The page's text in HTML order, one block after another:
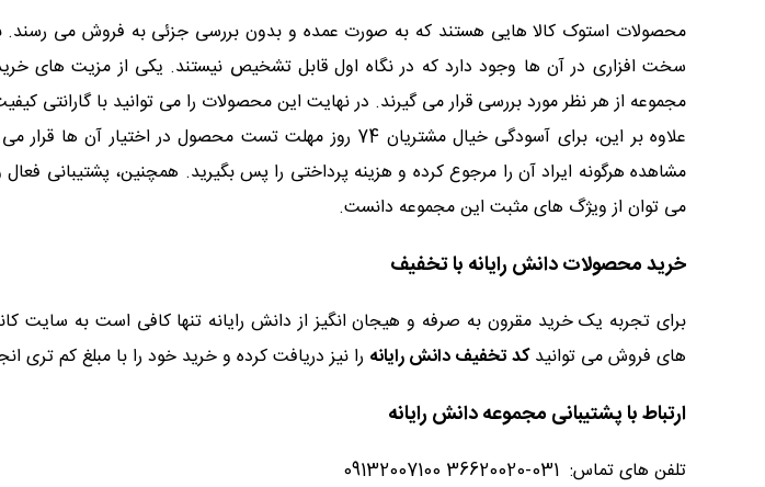
محصولات استوک کالا هایی هستند که به صورت عمده و بدون بررسی جزئی به فروش می رسند.
سخت افزاری در آن ها وجود دارد که در نگاه اول قابل تشخیص نیستند. یکی از مزیت های
مجموعه از هر نظر مورد بررسی قرار می گیرند. در نهایت این محصولات را می توانید با گارانتی
علاوه بر این، برای آسودگی خیال مشتریان 74 روز مهلت تست
مشاهده هرگونه ایراد آن را مرجوع کرده و هزینه پرداختی را پس بگیرید. همچنین، پشتیبانی
می توان از ویژگ های مثبت این مجموعه دانست.
خرید محصولات دانش رایانه با تخفیف
برای تجربه یک خرید مقرون به صرفه و هیجان انگیز از دانش رایانه تنها کافی است به
های فروش می توانیدکد تخفیف دانش رایانه را نیز دریافت کرده و خرید خود را با مبلغ کم تری
ارتباط با پشتیبانی مجموعه دانش رایانه
تلفن های تماس: 031-36620020 09132007100